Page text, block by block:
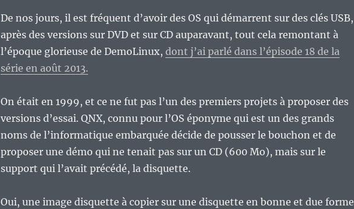
De nos jours, il est fréquent d’avoir des OS qui démarrent sur des clés USB,
après des versions sur DVD et sur CD auparavant, tout cela remontant à
l’époque glorieuse de DemoLinux, dont j’ai parlé dans l’épisode 18 de la
série en août 2013.
On était en 1999, et ce ne fut pas l’un des premiers projets à proposer des
versions d’essai. QNX, connu pour l’OS éponyme qui est un des grands
noms de l’informatique embarquée décide de pousser le bouchon et de
proposer une démo qui ne tenait pas sur un CD (600 Mo), mais sur le
support qui l’avait précédé, la disquette.
Oui, une image disquette à copier sur une disquette en bonne et due forme